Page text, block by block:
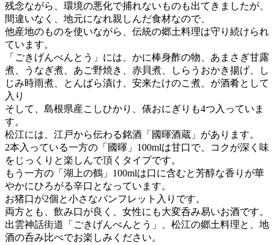
残念ながら、環境の悪化で捕れないものも出てきましたが、
間違いなく、地元になれ親しんだ食材なので、
他産地のものを使いながら、伝統の郷土料理は守り続けられ
ています。
「ごきげんべんとう」には、かに棒身酢の物、あまさぎ甘露
煮、うなぎ煮、あご野焼き、赤貝煮、しらうおかき揚げ、し
じみ時雨煮、とんばら漬け、安来たけのこ煮、が酒肴として
入り
そして、島根県産こしひかり、俵おにぎりも4つ入っていま
す。
松江には、江戸から伝わる銘酒「國暉酒蔵」があります。
2本入っている一方の「國暉」100mlは甘口で、コクが深く味
をじっくりと楽しんで頂くタイプです。
もう一方の「湖上の鶴」100mlは口に含むと芳醇な香りが華
やかにひろがる辛口となっています。
お猪口が2個と小さなパンフレット入りです。
両方とも、飲み口が良く、女性にも大変呑み易いお酒です。
出雲神話街道「ごきげんべんとう」、松江の郷土料理と、地
酒の呑み比べでお楽しみください。